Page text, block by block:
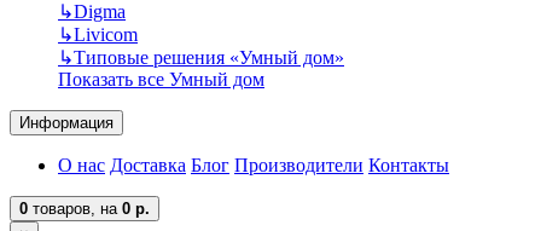
↳Digma
↳Livicom
↳Типовые решения «Умный дом»
Показать все Умный дом
Информация
О нас Доставка Блог Производители Контакты
0 товаров, на 0 р.